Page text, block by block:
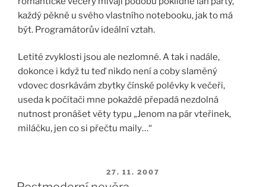
každý pěkně u svého vlastního notebooku, jak to má
být. Programátorův ideální vztah.
Letité zvyklosti jsou ale nezlomné. A tak i nadále,
dokonce i když tu teď nikdo není a coby slaměný
vdovec dosrkávám zbytky čínské polévky k večeři,
useda k počítači mne pokaždé přepadá nezdolná
nutnost pronášet věty typu „Jenom na pár vteřinek,
miláčku, jen co si přečtu maily…“
PUBLIKOVÁNO
27. 11. 2007